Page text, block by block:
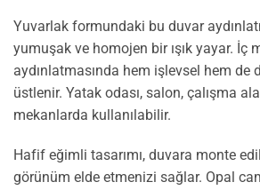
Yuvarlak formundaki bu duvar
yumuşak ve homojen bir ışık yayar. İç
aydınlatmasında hem işlevsel hem de
üstlenir. Yatak odası, salon, çalışma
mekanlarda kullanılabilir.
Hafif eğimli tasarımı, duvara monte
görünüm elde etmenizi sağlar. Opal